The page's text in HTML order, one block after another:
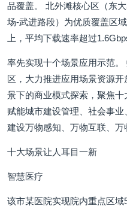
品覆盖。 北外滩核心区（东
场-武进路段）为优质覆盖区
上，平均下载速率超过
率先实现十个场景应用示范
区，大力推进应用场景资源
景下的商业模式探索，聚焦
赋能城市建设管理、社会事
建设万物感知、万物互联、万
十大场景让人耳目一新
智慧医疗
该市某医院实现院内重点区